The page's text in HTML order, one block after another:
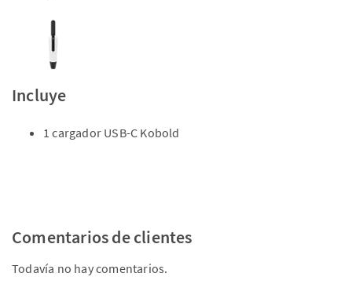
Incluye
1 cargador USB-C Kobold
Comentarios de clientes
Todavía no hay comentarios.